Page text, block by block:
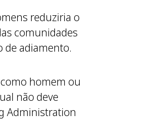
reduziria o
comunidades
de adiamento.
homem ou
não deve
Administration